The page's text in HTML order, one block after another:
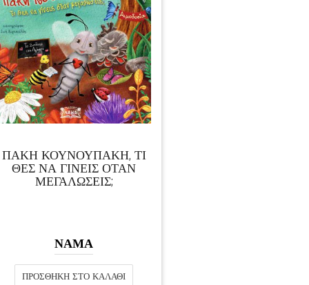
ΠΑΚΗ ΚΟΥΝΟΥΠΑΚΗ, ΤΙ
ΘΕΣ ΝΑ ΓΙΝΕΙΣ ΟΤΑΝ
ΜΕΓΑΛΩΣΕΙΣ;
ΝΑΜΑ
ΠΡΟΣΘΉΚΗ ΣΤΟ ΚΑΛΆΘΙ